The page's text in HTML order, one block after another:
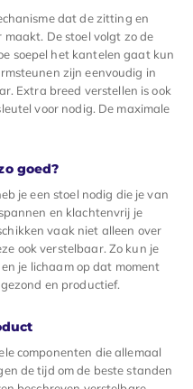
dat de zitting en
De stoel volgt zo de
soepel het kantelen gaat kun
zijn eenvoudig in
Extra breed verstellen is ook
voor nodig. De maximale
goed?
je een stoel nodig die je van
en klachtenvrij je
vaak niet alleen over
ook verstelbaar. Zo kun je
je lichaam op dat moment
en productief.
componenten die allemaal
de tijd om de beste standen